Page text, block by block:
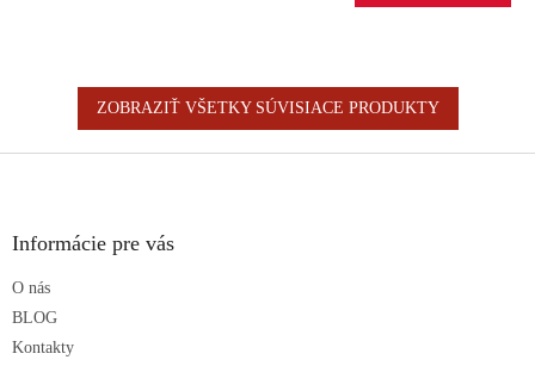
ZOBRAZIŤ VŠETKY SÚVISIACE PRODUKTY
Informácie pre vás
O nás
BLOG
Kontakty